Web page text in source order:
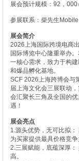
展会预计规模：92，
参展联系：柴先生
展会简介
2026上海国际跨境电商
国际博览中心隆重举办
一核心需求，致力于构
和爆品孵化基地。
SCF 2026上海跨博会与
届上海文化会三展联动
会汇聚长三角及全国的
遇！
展会亮点
1.源头优势，无可比拟
为买家提供最具价格竞争
2.三展赋能，底蕴深厚
高。